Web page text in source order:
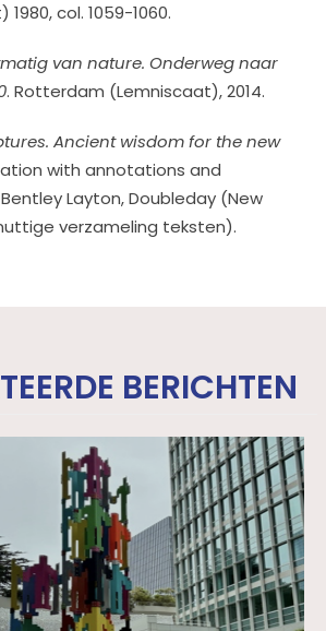
col. 1059-1060.
van nature. Onderweg naar
. Rotterdam (Lemniscaat), 2014.
Ancient wisdom for the new
with annotations and
Layton, Doubleday (New
verzameling teksten).
BERICHTEN